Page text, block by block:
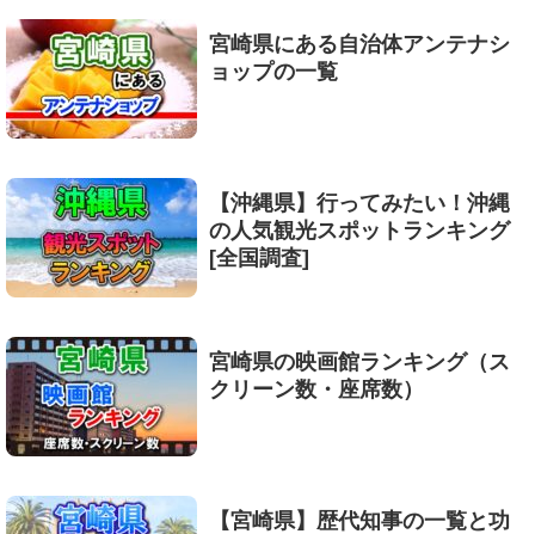
宮崎県にある自治体アンテナシ
ョップの一覧
【沖縄県】行ってみたい！沖縄
の人気観光スポットランキング
[全国調査]
宮崎県の映画館ランキング（ス
クリーン数・座席数）
【宮崎県】歴代知事の一覧と功